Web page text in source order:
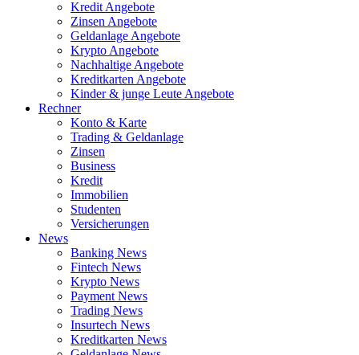
Kredit Angebote
Zinsen Angebote
Geldanlage Angebote
Krypto Angebote
Nachhaltige Angebote
Kreditkarten Angebote
Kinder & junge Leute Angebote
Rechner
Konto & Karte
Trading & Geldanlage
Zinsen
Business
Kredit
Immobilien
Studenten
Versicherungen
News
Banking News
Fintech News
Krypto News
Payment News
Trading News
Insurtech News
Kreditkarten News